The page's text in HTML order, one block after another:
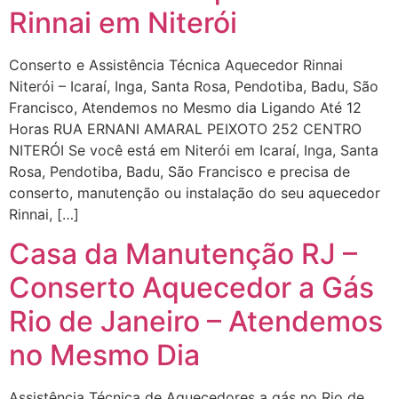
Rinnai em Niterói
Conserto e Assistência Técnica Aquecedor Rinnai
Niterói – Icaraí, Inga, Santa Rosa, Pendotiba, Badu, São
Francisco, Atendemos no Mesmo dia Ligando Até 12
Horas RUA ERNANI AMARAL PEIXOTO 252 CENTRO
NITERÓI Se você está em Niterói em Icaraí, Inga, Santa
Rosa, Pendotiba, Badu, São Francisco e precisa de
conserto, manutenção ou instalação do seu aquecedor
Rinnai, […]
Casa da Manutenção RJ –
Conserto Aquecedor a Gás
Rio de Janeiro – Atendemos
no Mesmo Dia